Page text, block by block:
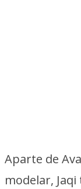
Aparte de
modelar,